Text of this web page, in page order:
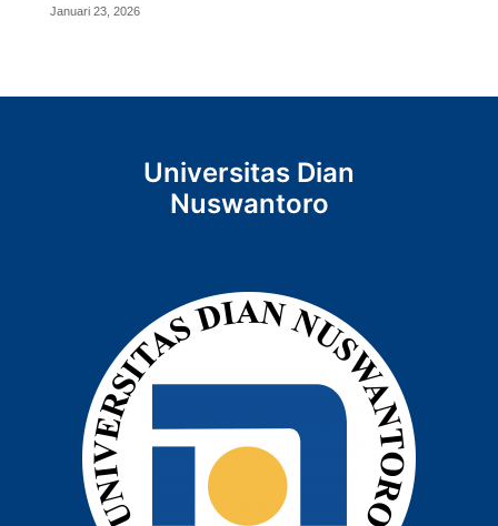
Januari 23, 2026
Universitas Dian
Nuswantoro